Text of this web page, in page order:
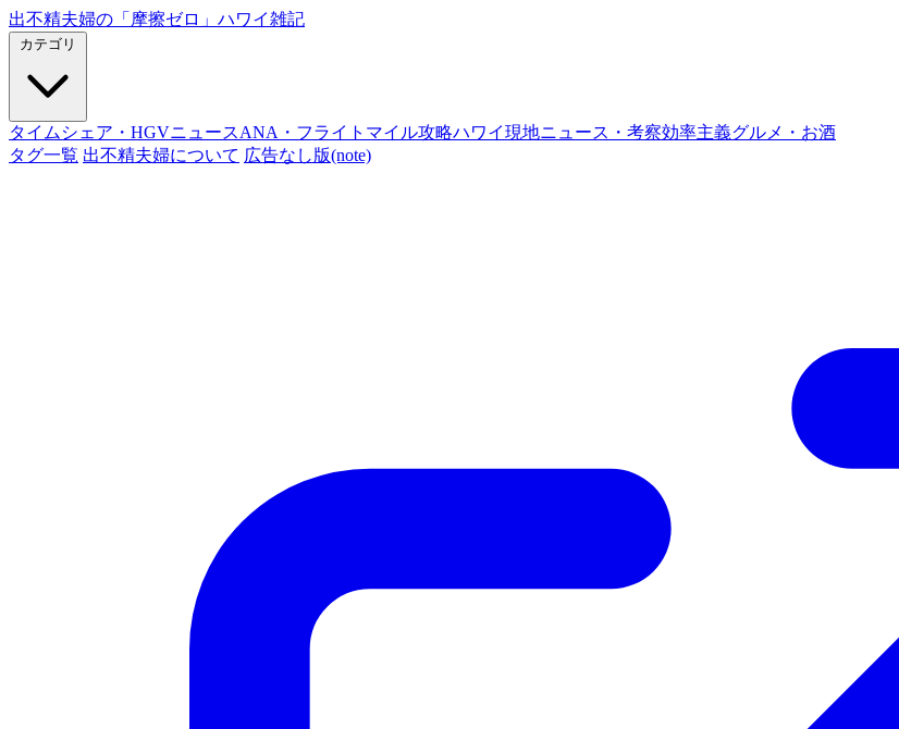
出不精夫婦の 「摩擦ゼロ」 ハワイ雑記
タイムシェア・HGVニュースANA・フライトマイル攻略ハワイ現地ニュース・考察効率主義グルメ・お酒
タグ一覧 出不精夫婦について 広告なし版(note)